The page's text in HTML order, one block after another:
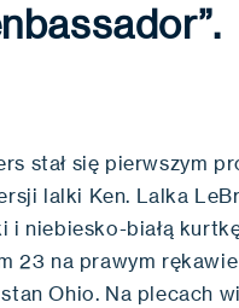
stał się pierwszym
lalki Ken. Lalka
i niebiesko-białą
23 na prawym
Ohio. Na plecach